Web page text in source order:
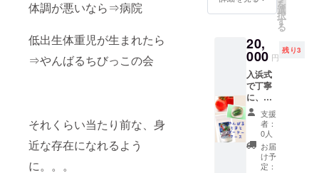
体調が悪いなら⇒病院
低出生体重児が生まれたら
⇒やんばるちびっこの会
それくらい当たり前な、身
近な存在になれるよう
に。。。
て手作
りして
いま
す。 塩
は入浜
式で丁
寧に、
手間暇
かけて
作られ
た屋我
地の
セットです！ 一
つ一つ、心を込
めて手作りして
います。 塩は入
浜式で丁寧に、
手間暇かけて作
られた屋我地の
マース（塩）。
沖縄の青い海か
ら作られたミネ
ラル豊富なマー
スは現在イン
を
選
択
す
る
20,
000 円
残り3
入浜式
で丁寧
に、手
間暇か
けて作
られた
屋我地
のマー
支援
者：
0人
お届
け予
定：